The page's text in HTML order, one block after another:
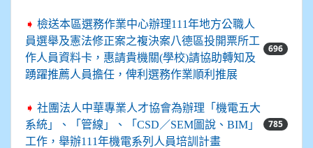
➧ 檢送本區選務作業中心辦理111年地方公職人
員選舉及憲法修正案之複決案八德區投開票所工
作人員資料卡，惠請貴機關(學校)請協助轉知及
踴躍推薦人員擔任，俾利選務作業順利推展
696
➧ 社團法人中華專業人才協會為辦理「機電五大
系統」、「管線」、「CSD／SEM圖說、BIM」
工作，舉辦111年機電系列人員培訓計畫
785